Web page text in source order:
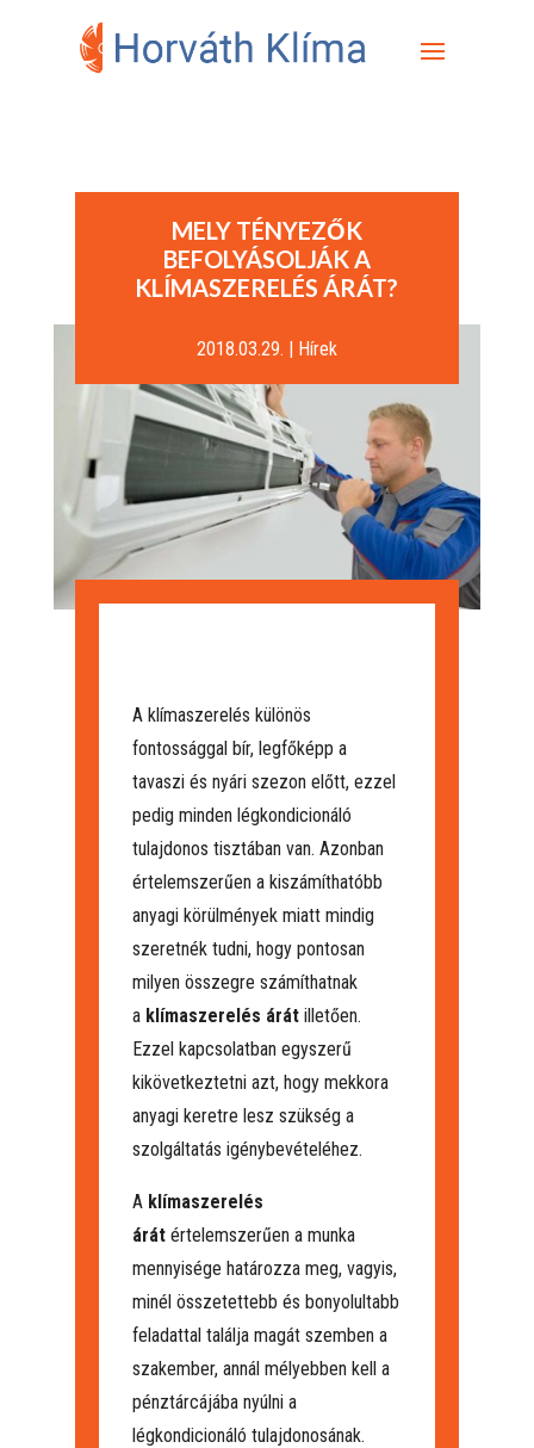
MELY TÉNYEZŐK
BEFOLYÁSOLJÁK A
KLÍMASZERELÉS ÁRÁT?
2018.03.29. | Hírek
A klímaszerelés különös
fontossággal bír, legfőképp a
tavaszi és nyári szezon előtt, ezzel
pedig minden légkondicionáló
tulajdonos tisztában van. Azonban
értelemszerűen a kiszámíthatóbb
anyagi körülmények miatt mindig
szeretnék tudni, hogy pontosan
milyen összegre számíthatnak
a klímaszerelés árátilletően.
Ezzel kapcsolatban egyszerű
kikövetkeztetni azt, hogy mekkora
anyagi keretre lesz szükség a
szolgáltatás igénybevételéhez.
A klímaszerelés
árátértelemszerűen a munka
mennyisége határozza meg, vagyis,
minél összetettebb és bonyolultabb
feladattal találja magát szemben a
szakember, annál mélyebben kell a
pénztárcájába nyúlni a
légkondicionáló tulajdonosának.